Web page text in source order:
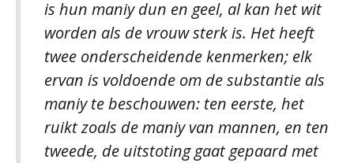
is hun maniy dun en geel, al kan het wit
worden als de vrouw sterk is. Het heeft
twee onderscheidende kenmerken; elk
ervan is voldoende om de substantie als
maniy te beschouwen: ten eerste, het
ruikt zoals de maniy van mannen, en ten
tweede, de uitstoting gaat gepaard met